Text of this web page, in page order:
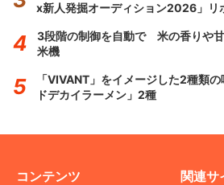
x新人発掘オーディション2026」リ
3段階の制御を自動で 米の香りや
米機
「VIVANT」をイメージした2種類
ドデカイラーメン」2種
コンテンツ 関連サ